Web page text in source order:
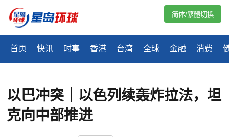
首页 快讯 时事 香港 台湾 全球 金融 消费
简体/繁體切換
以巴冲突｜以色列续轰炸拉法，坦
克向中部推进